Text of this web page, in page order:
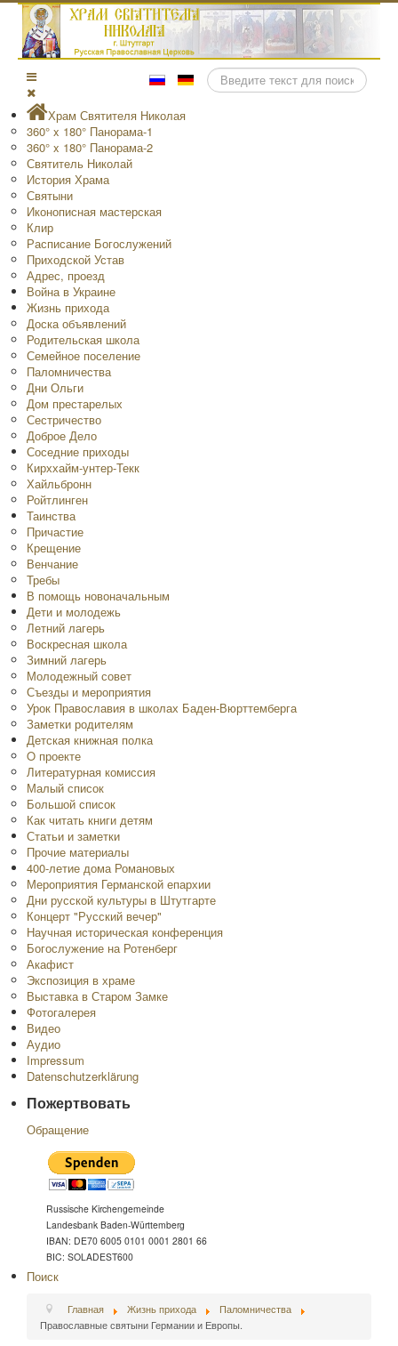
Поиск
Храм Святителя Николая
360° x 180° Панорама-1
360° x 180° Панорама-2
Святитель Николай
История Храма
Святыни
Иконописная мастерская
Клир
Расписание Богослужений
Приходской Устав
Адрес, проезд
Война в Украине
Жизнь прихода
Доска объявлений
Родительская школа
Семейное поселение
Паломничества
Дни Ольги
Дом престарелых
Сестричество
Доброе Дело
Соседние приходы
Кирххайм-унтер-Текк
Хайльбронн
Ройтлинген
Таинства
Причастие
Крещение
Венчание
Требы
В помощь новоначальным
Дети и молодежь
Летний лагерь
Воскресная школа
Зимний лагерь
Молодежный совет
Съезды и мероприятия
Урок Православия в школах Баден-Вюрттемберга
Заметки родителям
Детская книжная полка
O проекте
Литературная комиссия
Малый список
Большой список
Как читать книги детям
Статьи и заметки
Прочие материалы
400-летие дома Романовых
Мероприятия Германской епархии
Дни русской культуры в Штутгарте
Концерт "Русский вечер"
Научная историческая конференция
Богослужение на Ротенберг
Акафист
Экспозиция в храме
Выставка в Старом Замке
Фотогалерея
Видео
Аудио
Impressum
Datenschutzerklärung
Пожертвовать
Обращение
Russische Kirchengemeinde
Landesbank Baden-Württemberg
IBAN: DE70 6005 0101 0001 2801 66
BIC: SOLADEST600
Поиск
Главная Жизнь прихода
Паломничества
Православные святыни Германии и Европы.